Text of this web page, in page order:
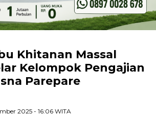
Khitanan Massal
Kelompok Pengajian
Parepare
2025 - 16:06 WITA